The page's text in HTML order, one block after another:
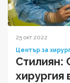
25 окт 2022
Център за
Стилиян:
хирургия